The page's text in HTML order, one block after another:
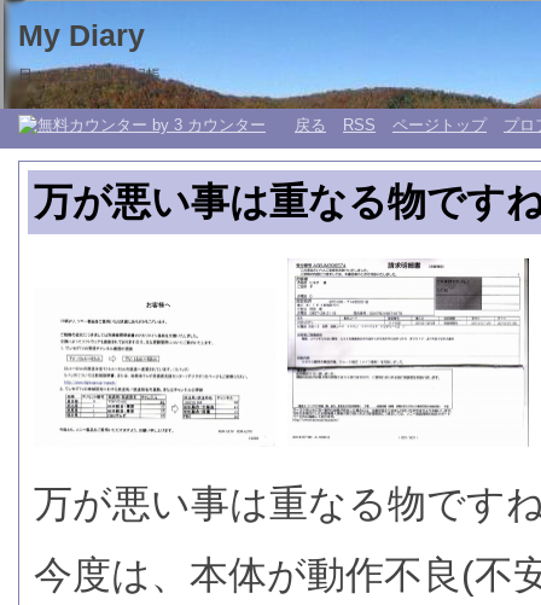
My Diary
日々の生活 My 日記帳。
戻る RSS ページトップ プロ
万が悪い事は重なる物です
万が悪い事は重なる物です
今度は、本体が動作不良(不